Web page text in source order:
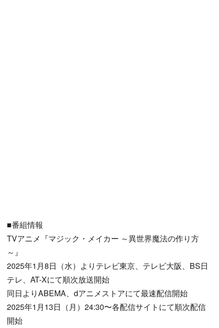
■番組情報
TVアニメ『マジック・メイカー ～異世界魔法の作り方
～』
2025年1月8日（水）よりテレビ東京、テレビ大阪、BS日
テレ、AT-Xにて順次放送開始
同日よりABEMA、dアニメストアにて最速配信開始
2025年1月13日（月）24:30〜各配信サイトにて順次配信
開始